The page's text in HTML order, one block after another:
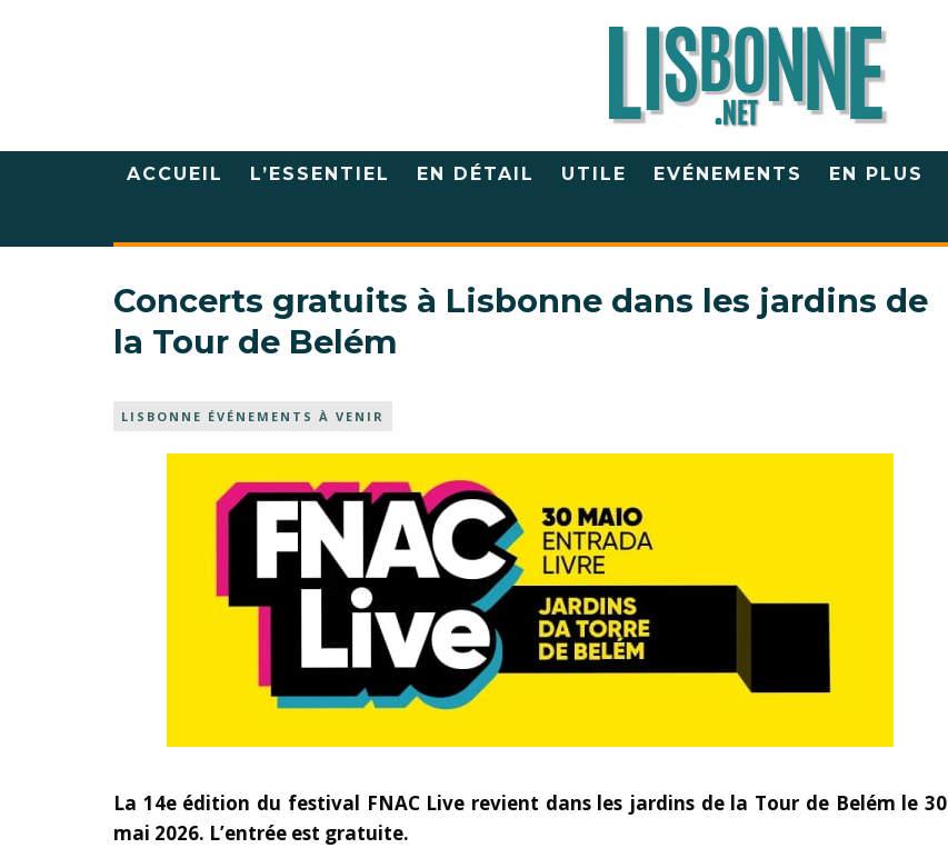
ACCUEIL L’ESSENTIEL EN DÉTAIL UTILE EVÉNEMENTS EN PLUS
Concerts gratuits à Lisbonne dans les jardins de
la Tour de Belém
LISBONNE ÉVÉNEMENTS À VENIR
La 14e édition du festival FNAC Live revient dans les jardins de la Tour de Belém le 30
mai 2026. L’entrée est gratuite.